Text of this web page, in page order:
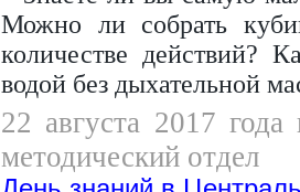
Можно ли собрать
количестве действий?
водой без дыхательной
22 августа 2017
методический отдел